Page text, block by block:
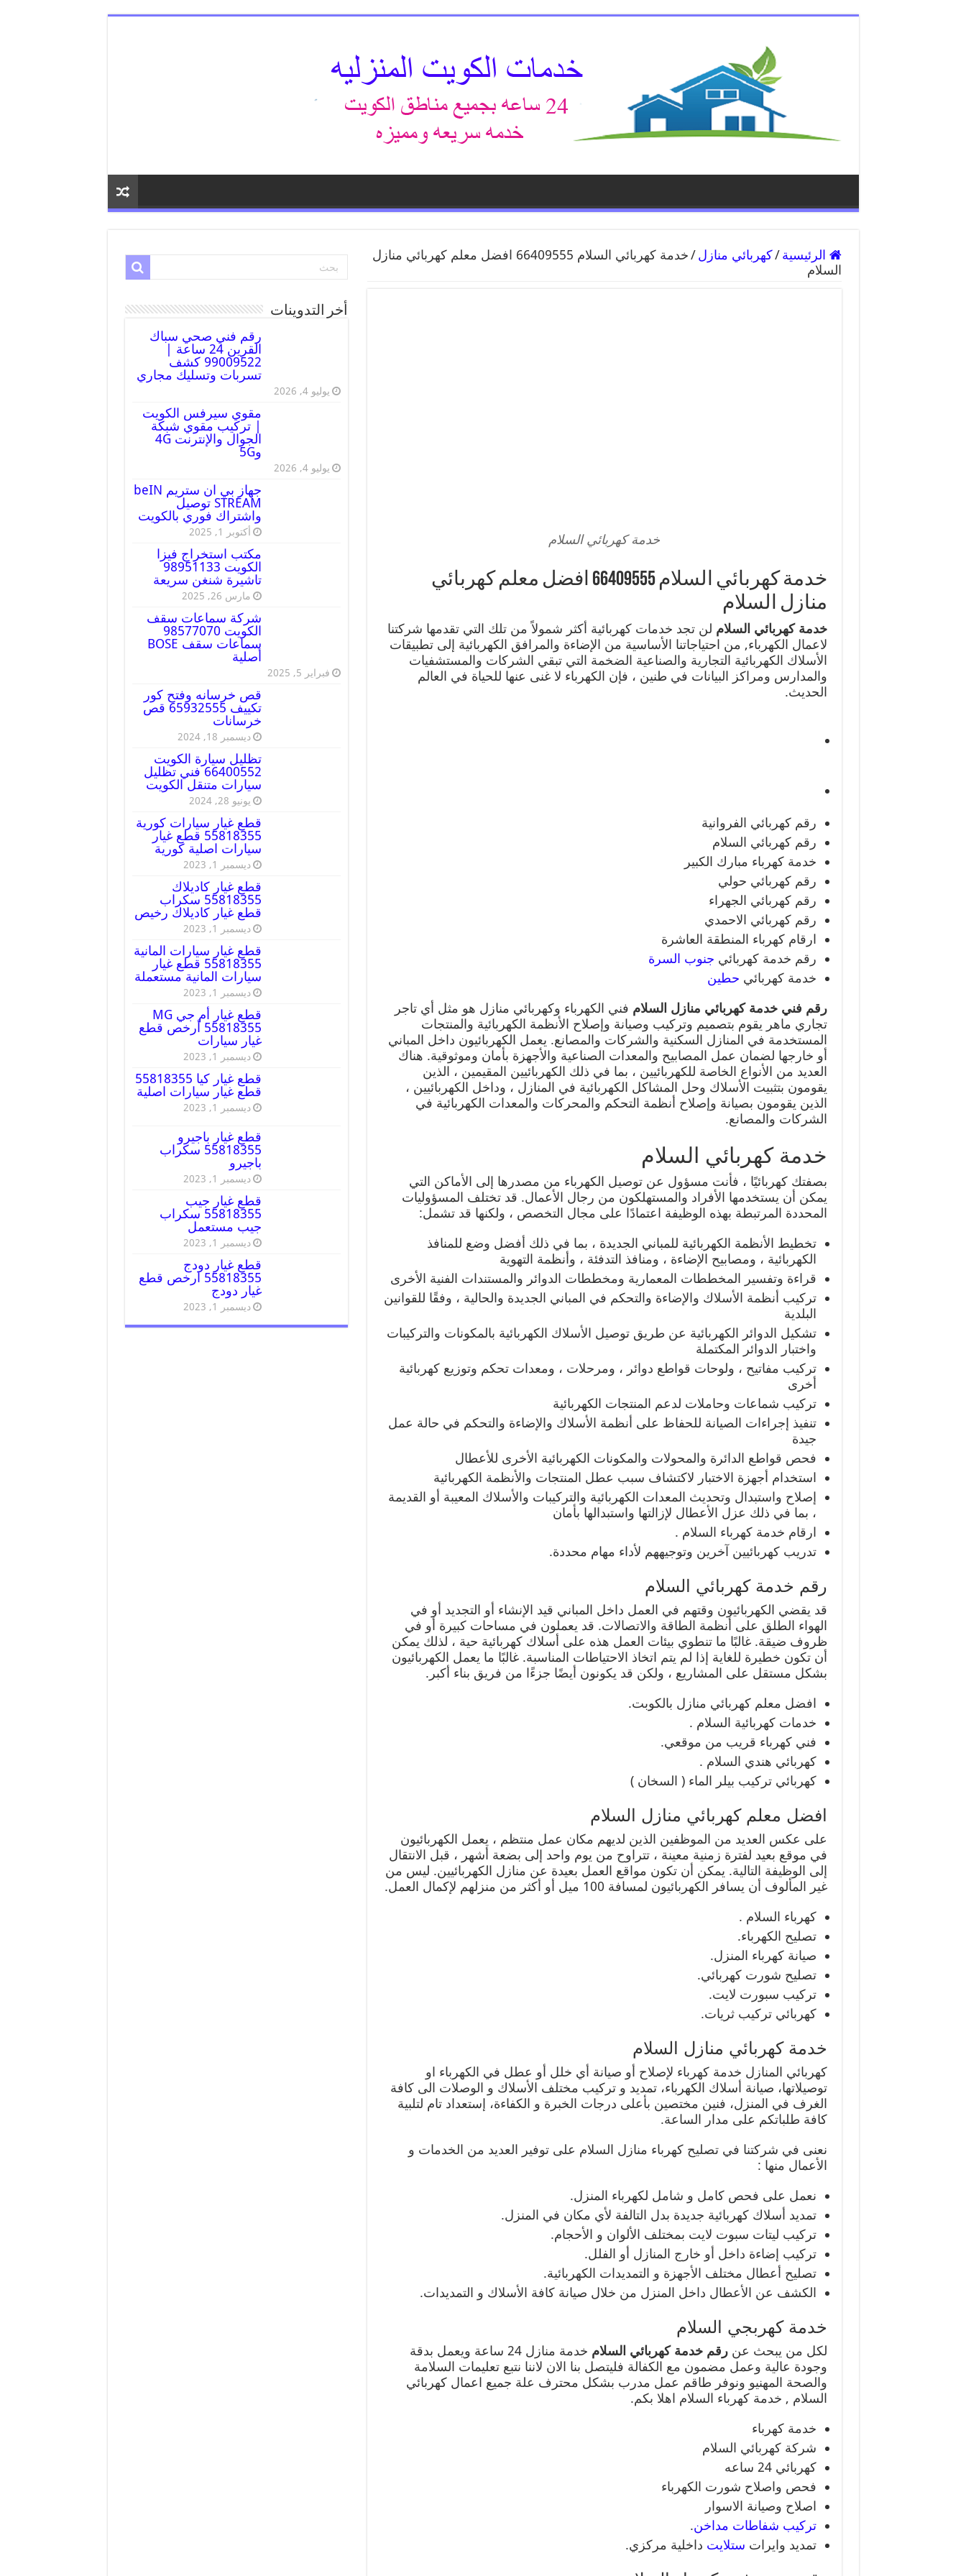
الرئيسية /كهربائي منازل /
خدمة كهربائي السلام 66409555 افضل معلم كهربائي منازل
السلام
خدمة كهربائي السلام
خدمة كهربائي السلام 66409555 افضل معلم كهربائي
منازل السلام
خدمة كهربائي السلام لن تجد خدمات كهربائية أكثر شمولاً من تلك التي تقدمها شركتنا
لاعمال الكهرباء, من احتياجاتنا الأساسية من الإضاءة والمرافق الكهربائية إلى تطبيقات
الأسلاك الكهربائية التجارية والصناعية الضخمة التي تبقي الشركات والمستشفيات
والمدارس ومراكز البيانات في طنين ، فإن الكهرباء لا غنى عنها للحياة في العالم
الحديث.
رقم كهربائي الفروانية
رقم كهربائي السلام
خدمة كهرباء مبارك الكبير
رقم كهربائي حولي
رقم كهربائي الجهراء
رقم كهربائي الاحمدي
ارقام كهرباء المنطقة العاشرة
رقم خدمة كهربائي جنوب السرة
خدمة كهربائي حطين
رقم فني خدمة كهربائي منازل السلام فني الكهرباء وكهربائي منازل هو مثل أي تاجر
تجاري ماهر يقوم بتصميم وتركيب وصيانة وإصلاح الأنظمة الكهربائية والمنتجات
المستخدمة في المنازل السكنية والشركات والمصانع. يعمل الكهربائيون داخل المباني
أو خارجها لضمان عمل المصابيح والمعدات الصناعية والأجهزة بأمان وموثوقية. هناك
العديد من الأنواع الخاصة للكهربائيين ، بما في ذلك الكهربائيين المقيمين ، الذين
يقومون بتثبيت الأسلاك وحل المشاكل الكهربائية في المنازل ، وداخل الكهربائيين ،
الذين يقومون بصيانة وإصلاح أنظمة التحكم والمحركات والمعدات الكهربائية في
الشركات والمصانع.
خدمة كهربائي السلام
بصفتك كهربائيًا ، فأنت مسؤول عن توصيل الكهرباء من مصدرها إلى الأماكن التي
يمكن أن يستخدمها الأفراد والمستهلكون من رجال الأعمال. قد تختلف المسؤوليات
المحددة المرتبطة بهذه الوظيفة اعتمادًا على مجال التخصص ، ولكنها قد تشمل:
تخطيط الأنظمة الكهربائية للمباني الجديدة ، بما في ذلك أفضل وضع للمنافذ
الكهربائية ، ومصابيح الإضاءة ، ومنافذ التدفئة ، وأنظمة التهوية
قراءة وتفسير المخططات المعمارية ومخططات الدوائر والمستندات الفنية الأخرى
تركيب أنظمة الأسلاك والإضاءة والتحكم في المباني الجديدة والحالية ، وفقًا للقوانين
البلدية
تشكيل الدوائر الكهربائية عن طريق توصيل الأسلاك الكهربائية بالمكونات والتركيبات
واختبار الدوائر المكتملة
تركيب مفاتيح ، ولوحات قواطع دوائر ، ومرحلات ، ومعدات تحكم وتوزيع كهربائية
أخرى
تركيب شماعات وحاملات لدعم المنتجات الكهربائية
تنفيذ إجراءات الصيانة للحفاظ على أنظمة الأسلاك والإضاءة والتحكم في حالة عمل
جيدة
فحص قواطع الدائرة والمحولات والمكونات الكهربائية الأخرى للأعطال
استخدام أجهزة الاختبار لاكتشاف سبب عطل المنتجات والأنظمة الكهربائية
إصلاح واستبدال وتحديث المعدات الكهربائية والتركيبات والأسلاك المعيبة أو القديمة
، بما في ذلك عزل الأعطال لإزالتها واستبدالها بأمان
ارقام خدمة كهرباء السلام .
تدريب كهربائيين آخرين وتوجيههم لأداء مهام محددة.
رقم خدمة كهربائي السلام
قد يقضي الكهربائيون وقتهم في العمل داخل المباني قيد الإنشاء أو التجديد أو في
الهواء الطلق على أنظمة الطاقة والاتصالات. قد يعملون في مساحات كبيرة أو في
ظروف ضيقة. غالبًا ما تنطوي بيئات العمل هذه على أسلاك كهربائية حية ، لذلك يمكن
أن تكون خطيرة للغاية إذا لم يتم اتخاذ الاحتياطات المناسبة. غالبًا ما يعمل الكهربائيون
بشكل مستقل على المشاريع ، ولكن قد يكونون أيضًا جزءًا من فريق بناء أكبر.
افضل معلم كهربائي منازل بالكوبت.
خدمات كهربائية السلام .
فني كهرباء قريب من موقعي.
كهربائي هندي السلام .
كهربائي تركيب بيلر الماء ( السخان )
افضل معلم كهربائي منازل السلام
على عكس العديد من الموظفين الذين لديهم مكان عمل منتظم ، يعمل الكهربائيون
في موقع بعيد لفترة زمنية معينة ، تتراوح من يوم واحد إلى بضعة أشهر ، قبل الانتقال
إلى الوظيفة التالية. يمكن أن تكون مواقع العمل بعيدة عن منازل الكهربائيين. ليس من
غير المألوف أن يسافر الكهربائيون لمسافة 100 ميل أو أكثر من منزلهم لإكمال العمل.
كهرباء السلام .
تصليح الكهرباء.
صيانة كهرباء المنزل.
تصليح شورت كهربائي.
تركيب سبورت لايت.
كهربائي تركيب ثريات.
خدمة كهربائي منازل السلام
كهربائي المنازل خدمة كهرباء لإصلاح أو صيانة أي خلل أو عطل في الكهرباء او
توصيلاتها، صيانة أسلاك الكهرباء، تمديد و تركيب مختلف الأسلاك و الوصلات الى كافة
الغرف في المنزل، فنين مختصين بأعلى درجات الخبرة و الكفاءة، إستعداد تام لتلبية
كافة طلباتكم على مدار الساعة.
نعنى في شركتنا في تصليح كهرباء منازل السلام على توفير العديد من الخدمات و
الأعمال منها :
نعمل على فحص كامل و شامل لكهرباء المنزل.
تمديد أسلاك كهربائية جديدة بدل التالفة لأي مكان في المنزل.
تركيب ليتات سبوت لايت بمختلف الألوان و الأحجام.
تركيب إضاءة داخل أو خارج المنازل أو الفلل.
تصليح أعطال مختلف الأجهزة و التمديدات الكهربائية.
الكشف عن الأعطال داخل المنزل من خلال صيانة كافة الأسلاك و التمديدات.
خدمة كهربجي السلام
لكل من يبحث عنرقم خدمة كهربائي السلام
خدمة منازل 24 ساعة ويعمل بدقة
وجودة عالية وعمل مضمون مع الكفالة فليتصل بنا الان لاننا نتبع تعليمات السلامة
والصحة المهنيو ونوفر طاقم عمل مدرب بشكل محترف علة جميع اعمال كهربائي
السلام , خدمة كهرباء السلام اهلا بكم.
خدمة كهرباء
شركة كهربائي السلام
كهربائي 24 ساعه
فحص واصلاح شورت الكهرباء
اصلاح وصيانة الاسوار
تركيب شفاطات مداخن.
تمديد وايرات ستلايت داخلية مركزي.
أخر التدوينات
رقم فني صحي سباك
القرين 24 ساعة |
99009522 كشف
تسربات وتسليك مجاري
يوليو 4, 2026
مقوي سيرفس الكويت
| تركيب مقوي شبكة
الجوال والإنترنت 4G
و5G
يوليو 4, 2026
جهاز بي ان ستريم beIN
STREAM توصيل
واشتراك فوري بالكويت
أكتوبر 1, 2025
مكتب استخراج فيزا
الكويت 98951133
تاشيرة شنغن سريعة
مارس 26, 2025
شركة سماعات سقف
الكويت 98577070
سماعات سقف BOSE
أصلية
فبراير 5, 2025
قص خرسانه وفتح كور
تكييف 65932555 قص
خرسانات
ديسمبر 18, 2024
تظليل سيارة الكويت
66400552 فني تظليل
سيارات متنقل الكويت
يونيو 28, 2024
قطع غيار سيارات كورية
55818355 قطع غيار
سيارات اصلية كورية
ديسمبر 1, 2023
قطع غيار كاديلاك
55818355 سكراب
قطع غيار كاديلاك رخيص
ديسمبر 1, 2023
قطع غيار سيارات المانية
55818355 قطع غيار
سيارات المانية مستعملة
ديسمبر 1, 2023
قطع غيار أم جي MG
55818355 أرخص قطع
غيار سيارات
ديسمبر 1, 2023
قطع غيار كيا 55818355
قطع غيار سيارات اصلية
ديسمبر 1, 2023
قطع غيار باجيرو
55818355 سكراب
باجيرو
ديسمبر 1, 2023
قطع غيار جيب
55818355 سكراب
جيب مستعمل
ديسمبر 1, 2023
قطع غيار دودج
55818355 ارخص قطع
غيار دودج
ديسمبر 1, 2023